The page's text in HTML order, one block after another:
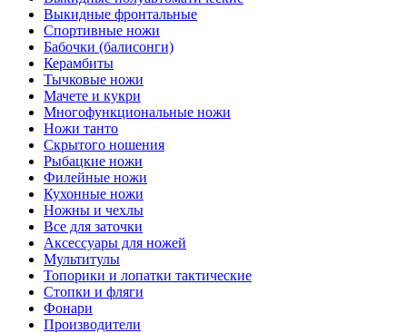
Выкидные фронтальные
Спортивные ножи
Бабочки (балисонги)
Керамбиты
Тычковые ножи
Мачете и кукри
Многофункциональные ножи
Ножи танто
Скрытого ношения
Рыбацкие ножи
Филейные ножи
Кухонные ножи
Ножны и чехлы
Все для заточки
Аксессуары для ножей
Мультитулы
Топорики и лопатки тактические
Стопки и фляги
Фонари
Производители